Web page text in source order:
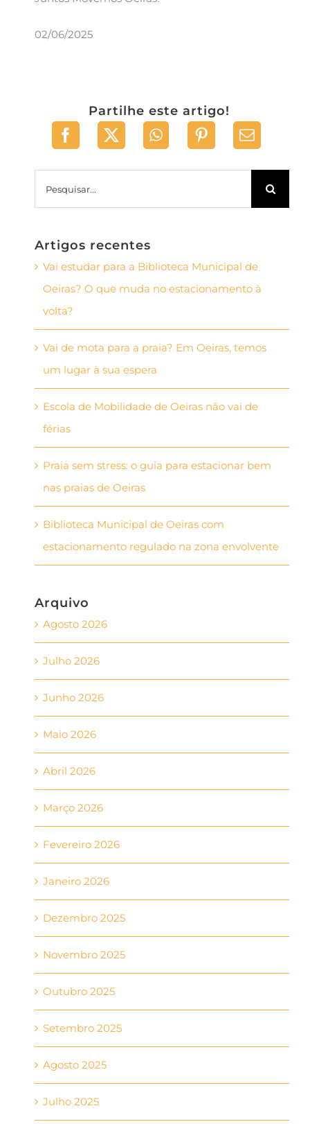
02/06/2025
Partilhe este artigo!
Artigos recentes
Vai estudar para a Biblioteca Municipal de
Oeiras? O que muda no estacionamento à
volta?
Vai de mota para a praia? Em Oeiras, temos
um lugar à sua espera
Escola de Mobilidade de Oeiras não vai de
férias
Praia sem stress: o guia para estacionar bem
nas praias de Oeiras
Biblioteca Municipal de Oeiras com
estacionamento regulado na zona envolvente
Arquivo
Agosto 2026
Julho 2026
Junho 2026
Maio 2026
Abril 2026
Março 2026
Fevereiro 2026
Janeiro 2026
Dezembro 2025
Novembro 2025
Outubro 2025
Setembro 2025
Agosto 2025
Julho 2025